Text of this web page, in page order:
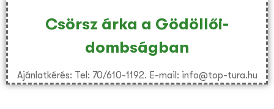
Csörsz árka a Gödöllői-
dombságban
Ajánlatkérés: Tel: 70/610-1192. E-mail: info@top-tura.hu